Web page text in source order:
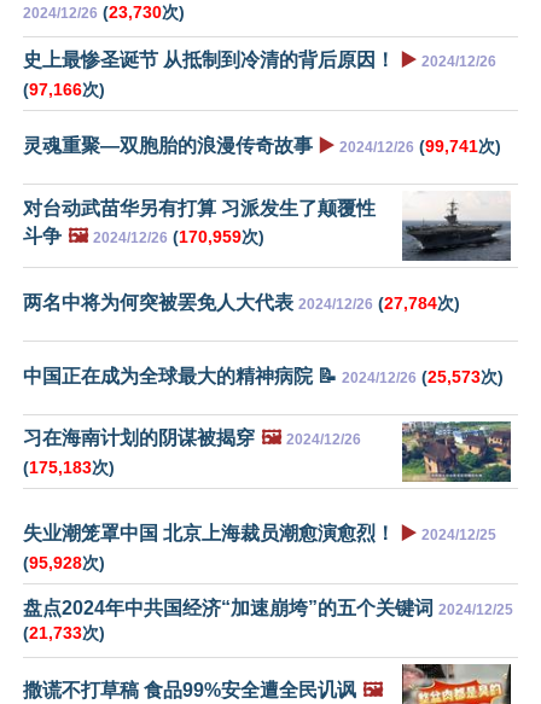
2024/12/26 (23,730次)
史上最惨圣诞节 从抵制到冷清的背后原因！ ▶️ 2024/12/26
(97,166次)
灵魂重聚—双胞胎的浪漫传奇故事 ▶️ 2024/12/26 (99,741次)
对台动武苗华另有打算 习派发生了颠覆性
斗争 🖼️ 2024/12/26 (170,959次)
两名中将为何突被罢免人大代表 2024/12/26 (27,784次)
中国正在成为全球最大的精神病院 📝 2024/12/26 (25,573次)
习在海南计划的阴谋被揭穿 🖼️ 2024/12/26
(175,183次)
失业潮笼罩中国 北京上海裁员潮愈演愈烈！ ▶️ 2024/12/25
(95,928次)
盘点2024年中共国经济“加速崩垮”的五个关键词 2024/12/25
(21,733次)
撒谎不打草稿 食品99%安全遭全民讥讽 🖼️